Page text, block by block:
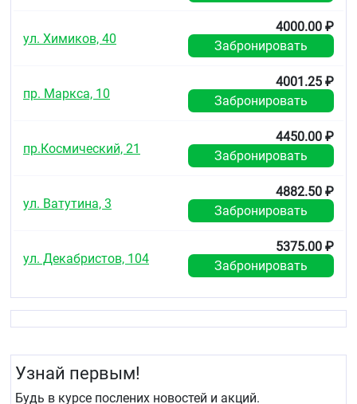
ул. Химиков, 40
4000.00 ₽
Забронировать
пр. Маркса, 10
4001.25 ₽
Забронировать
пр.Космический, 21
4450.00 ₽
Забронировать
ул. Ватутина, 3
4882.50 ₽
Забронировать
ул. Декабристов, 104
5375.00 ₽
Забронировать
Узнай первым!
Будь в курсе послених новостей и акций.